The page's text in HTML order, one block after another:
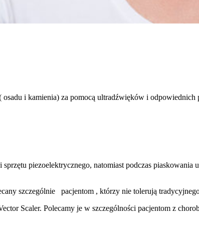
i kamienia) za pomocą ultradźwięków i odpowiednich
piezoelektrycznego, natomiast podczas piaskowania
szczególnie
pacjentom , którzy nie tolerują
Scaler. Polecamy je w szczególności pacjentom z